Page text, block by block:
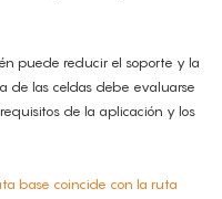
puede reducir el soporte y la
de las celdas debe evaluarse
de la aplicación y los
base coincide con la ruta